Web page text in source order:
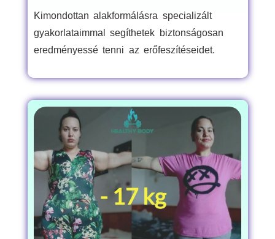
Kimondottan alakformálásra specializált
gyakorlataimmal segíthetek biztonságosan
eredményessé tenni az erőfeszítéseidet.